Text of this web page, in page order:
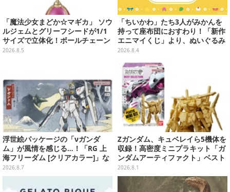
「魔法少女まどか☆マギカ」 ソウ
ルジェムとグリーフシードが1/1
サイズで立体化！ボールチェーン
を外せばフィギュアとして飾れる
2026.8.5
「ちいかわ」たち3人がみかんを
持って座布団におすわり！「新作
エニマイくじ」より、ぬいぐるみ
画像が初公開
2026.8.4
浮世絵パッケージの「νガンダ
ム」が風情を感じる…！「RG 上
海フリーダム [クリアカラー]」な
どガンプラ2商品が8月順次発売
2026.8.7
Zガンダム、キュベレイら5機体を
収録！高密度ミニプラキット「ガ
ンダムアーティファクト」ベスト
セレクションが10月発売
2026.8.1